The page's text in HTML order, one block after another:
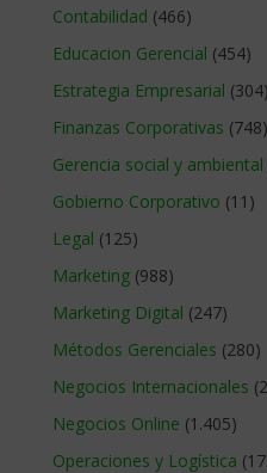
Contabilidad (466)
Educacion Gerencial (454)
Estrategia Empresarial (304)
Finanzas Corporativas (748)
Gerencia social y ambiental
Gobierno Corporativo (11)
Legal (125)
Marketing (988)
Marketing Digital (247)
Métodos Gerenciales (280)
Negocios Internacionales
Negocios Online (1.405)
Operaciones y Logística